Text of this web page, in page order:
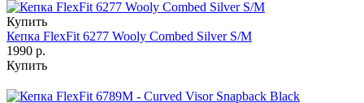
Купить
Кепка FlexFit 6277 Wooly Combed Silver S/M
1990 р.
Купить